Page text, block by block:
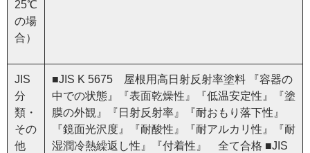
25℃
の場
合）
JIS
分
類・
その
他
■JIS K 5675 屋根用高日射反射率塗料 『容器の
中での状態』『表面乾燥性』『低温安定性』『塗
膜の外観』『日射反射率』『耐おもり落下性』
『鏡面光沢度』『耐酸性』『耐アルカリ性』『耐
湿潤冷熱繰返し性』『付着性』 全て合格 ■JIS